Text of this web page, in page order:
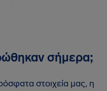
σήμερα;
στοιχεία μας, η